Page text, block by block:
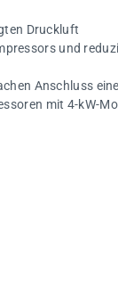
Druckluft
und
Anschluss
mit 4-kW-